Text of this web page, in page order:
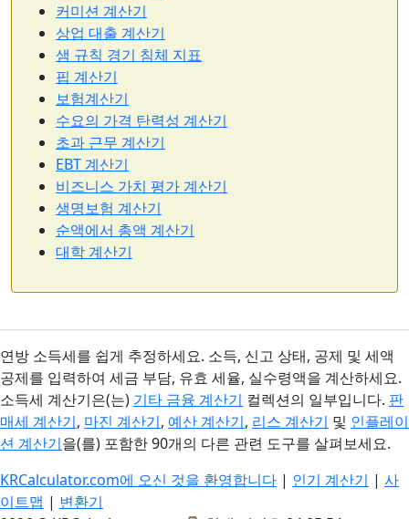
커미션 계산기
상업 대출 계산기
샘 규칙 경기 침체 지표
핍 계산기
보험계산기
수요의 가격 탄력성 계산기
초과 근무 계산기
EBT 계산기
비즈니스 가치 평가 계산기
생명보험 계산기
순액에서 총액 계산기
대학 계산기
연방 소득세를 쉽게 추정하세요. 소득, 신고 상태, 공제 및 세액
공제를 입력하여 세금 부담, 유효 세율, 실수령액을 계산하세요.
소득세 계산기은(는) 기타 금융 계산기 컬렉션의 일부입니다. 판
매세 계산기, 마진 계산기, 예산 계산기, 리스 계산기 및 인플레이
션 계산기을(를) 포함한 90개의 다른 관련 도구를 살펴보세요.
KRCalculator.com에 오신 것을 환영합니다 | 인기 계산기 | 사
이트맵 | 변환기